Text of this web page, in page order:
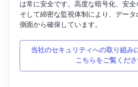
は常に安全です。高度な暗号化、安全
そして綿密な監視体制により、デー
側面から確保しています。
当社のセキュリティへの取り組み
こちらをご覧くだ